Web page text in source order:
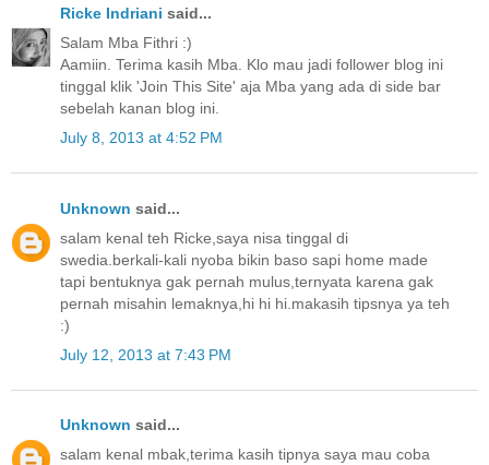
Ricke Indriani said...
Salam Mba Fithri :)
Aamiin. Terima kasih Mba. Klo mau jadi follower blog ini
tinggal klik 'Join This Site' aja Mba yang ada di side bar
sebelah kanan blog ini.
July 8, 2013 at 4:52 PM
Unknown said...
salam kenal teh Ricke,saya nisa tinggal di
swedia.berkali-kali nyoba bikin baso sapi home made
tapi bentuknya gak pernah mulus,ternyata karena gak
pernah misahin lemaknya,hi hi hi.makasih tipsnya ya teh
:)
July 12, 2013 at 7:43 PM
Unknown said...
salam kenal mbak,terima kasih tipnya saya mau coba